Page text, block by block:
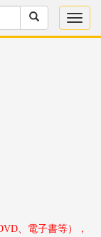
、電子書等），